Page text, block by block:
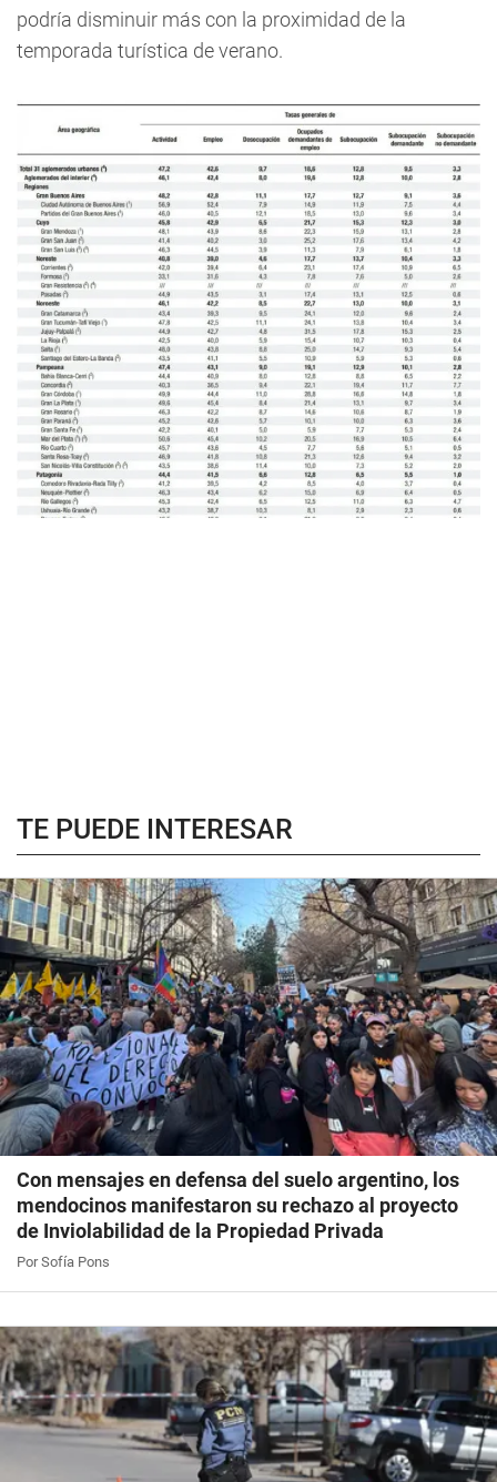
podría disminuir más con la proximidad de la
temporada turística de verano.
TE PUEDE INTERESAR
Con mensajes en defensa del suelo argentino, los
mendocinos manifestaron su rechazo al proyecto
de Inviolabilidad de la Propiedad Privada
Por Sofía Pons